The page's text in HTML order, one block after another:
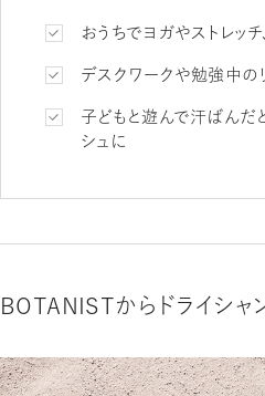
おうちでヨガやストレッ
デスクワークや勉強中の
子どもと遊んで汗ばんだ
シュに
BOTANISTからドライシャ